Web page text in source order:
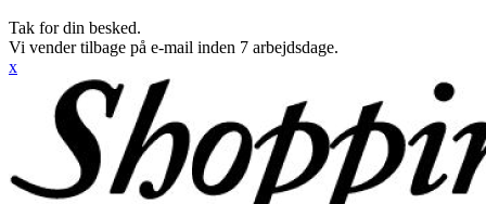
Tak for din besked.
Vi vender tilbage på e-mail inden 7 arbejdsdage.
x